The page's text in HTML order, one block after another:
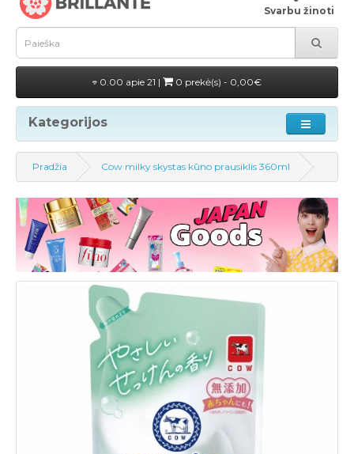
Svarbu žinoti
0.00 apie 21 | 0 prekė(s) - 0,00€
Kategorijos
Pradžia Cow milky skystas kūno prausiklis 360ml